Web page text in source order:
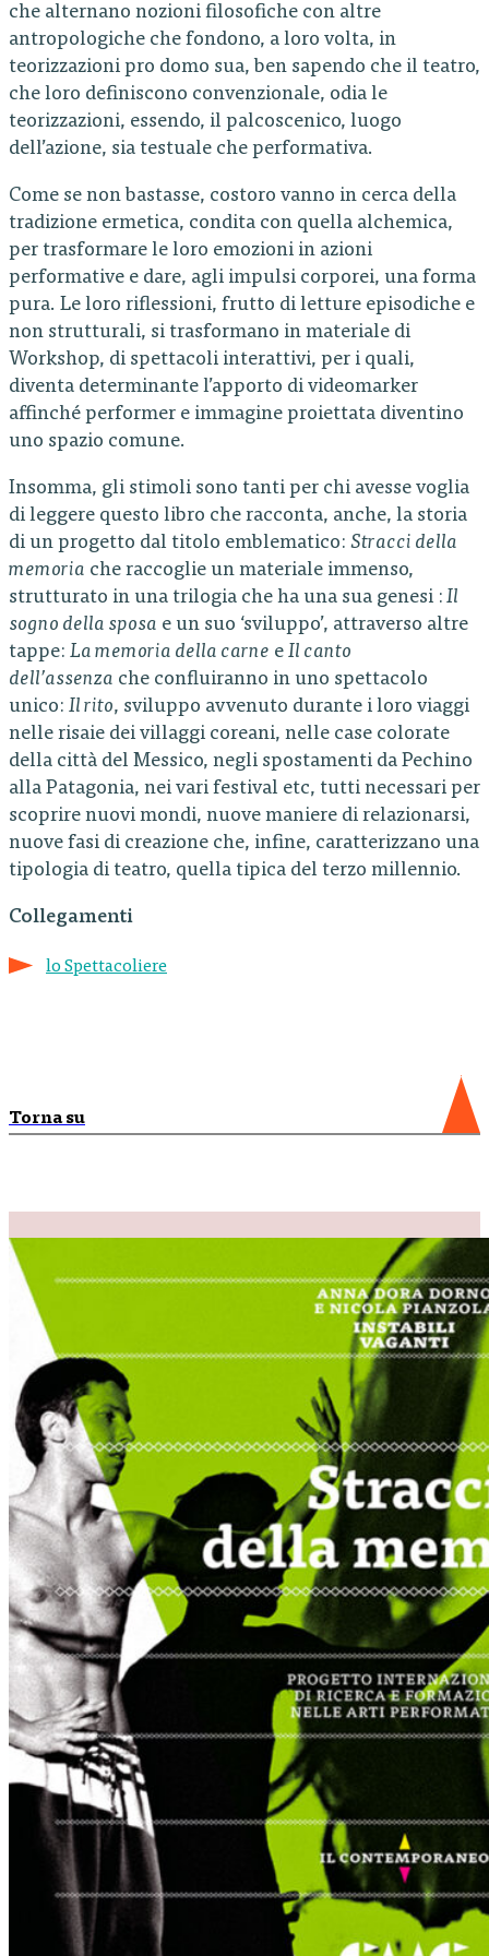
che alternano nozioni filosofiche con altre
antropologiche che fondono, a loro volta, in
teorizzazioni pro domo sua, ben sapendo che il teatro,
che loro definiscono convenzionale, odia le
teorizzazioni, essendo, il palcoscenico, luogo
dell’azione, sia testuale che performativa.
Come se non bastasse, costoro vanno in cerca della
tradizione ermetica, condita con quella alchemica,
per trasformare le loro emozioni in azioni
performative e dare, agli impulsi corporei, una forma
pura. Le loro riflessioni, frutto di letture episodiche e
non strutturali, si trasformano in materiale di
Workshop, di spettacoli interattivi, per i quali,
diventa determinante l’apporto di videomarker
affinché performer e immagine proiettata diventino
uno spazio comune.
Insomma, gli stimoli sono tanti per chi avesse voglia
di leggere questo libro che racconta, anche, la storia
di un progetto dal titolo emblematico: Stracci della
memoria che raccoglie un materiale immenso,
strutturato in una trilogia che ha una sua genesi : Il
sogno della sposa e un suo ‘sviluppo’, attraverso altre
tappe: La memoria della carne e Il canto
dell’assenza che confluiranno in uno spettacolo
unico: Il rito, sviluppo avvenuto durante i loro viaggi
nelle risaie dei villaggi coreani, nelle case colorate
della città del Messico, negli spostamenti da Pechino
alla Patagonia, nei vari festival etc, tutti necessari per
scoprire nuovi mondi, nuove maniere di relazionarsi,
nuove fasi di creazione che, infine, caratterizzano una
tipologia di teatro, quella tipica del terzo millennio.
Collegamenti
lo Spettacoliere
Torna su